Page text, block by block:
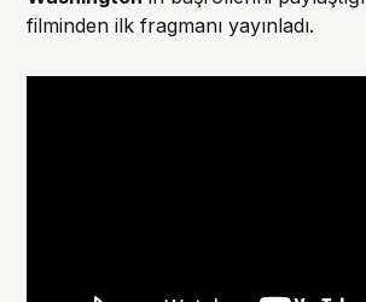
filminden ilk fragmanı yayınladı.